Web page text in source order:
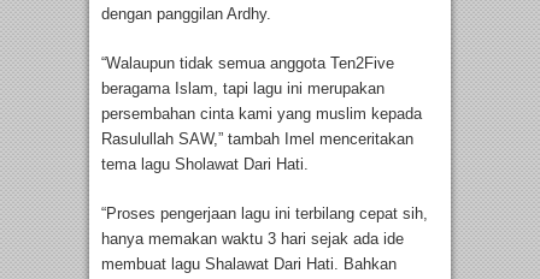
dengan panggilan Ardhy.
“Walaupun tidak semua anggota Ten2Five
beragama Islam, tapi lagu ini merupakan
persembahan cinta kami yang muslim kepada
Rasulullah SAW,” tambah Imel menceritakan
tema lagu Sholawat Dari Hati.
“Proses pengerjaan lagu ini terbilang cepat sih,
hanya memakan waktu 3 hari sejak ada ide
membuat lagu Shalawat Dari Hati. Bahkan